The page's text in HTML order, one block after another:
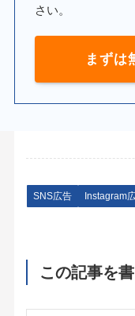
さい。
まずは
SNS広告 Instagram
この記事を